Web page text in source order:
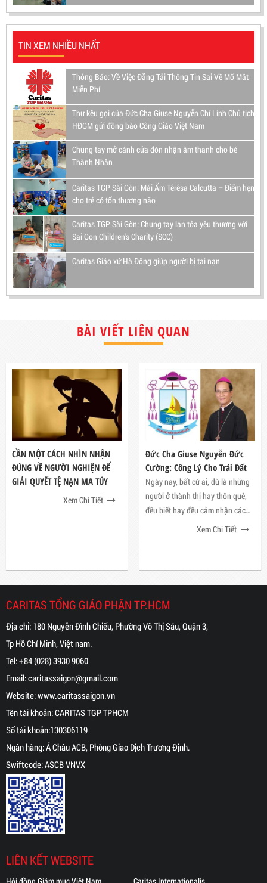
TIN XEM NHIỀU NHẤT
Thông Báo: Về Việc Đăng Tải Thông Tin Sai Về Mổ Mắt
Miễn Phí
Thư kêu gọi của Đức Cha Giuse Nguyễn Chí Linh Chủ tịch
HĐGM gửi đồng bào Công Giáo Việt Nam
Chung tay mở cánh cửa đón nhận âm thanh cho bé
Thành Nhân
Caritas TGP Sài Gòn: Mái Ấm Têrêsa Calcutta – Điểm hẹn
cho trẻ có tổn thương não
Caritas TGP Sài Gòn: Chung tay lan tỏa yêu thương với
Sai Gon Children's Charity (SCC)
Caritas Giáo xứ Hà Đông giúp người bị tai nạn
BÀI VIẾT LIÊN QUAN
CẦN MỘT CÁCH NHÌN NHẬN
ĐÚNG VỀ NGƯỜI NGHIỆN ĐỂ
GIẢI QUYẾT TỆ NẠN MA TÚY
Xem Chi Tiết
Đức Cha Giuse Nguyễn Đức
Cường: Công Lý Cho Trái Đất
Ngày nay, bất cứ ai, dù là những
người ở thành thị hay thôn quê,
đều biết hay đều cảm nhận các
hiện tượng thất thường về thời
nhiễm nguồn nước, biển cả và
nạn nhân nữa.
Xem Chi Tiết
CARITAS TỔNG GIÁO PHẬN TP.HCM
Địa chỉ: 180 Nguyễn Đình Chiểu, Phường Võ Thị Sáu, Quận 3,
Tp Hồ Chí Minh, Việt nam.
Tel:+84 (028) 3930 9060
Email:caritassaigon@gmail.com
Website:www.caritassaigon.vn
Tên tài khoản: CARITAS TGP TPHCM
Số tài khoản:130306119
Ngân hàng: Á Châu ACB, Phòng Giao Dịch Trương Định.
Swiftcode: ASCB VNVX
LIÊN KẾT WEBSITE